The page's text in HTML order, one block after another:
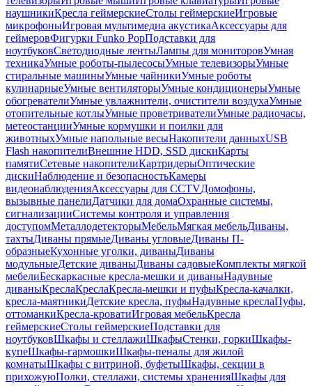
наушникиКресла геймерскиеСтолы геймерскиеИгровые
микрофоныИгровая мультимедиа акустикаАксессуары для
геймеровФигурки Funko PopПодставки для
ноутбуковСветодиодные лентыЛампы для мониторовУмная
техникаУмные роботы-пылесосыУмные телевизорыУмные
стиральные машиныУмные чайникиУмные роботы
кулинарныеУмные вентиляторыУмные кондиционерыУмные
обогревателиУмные увлажнители, очистители воздухаУмные
отопительные котлыУмные проветривателиУмные радиочасы,
метеостанцииУмные кормушки и поилки для
животныхУмные напольные весыНакопители данныхUSB
Flash накопителиВнешние HDD, SSD дискиКарты
памятиСетевые накопителиКартридерыОптические
дискиНаблюдение и безопасностьКамеры
видеонаблюденияАксессуары для CCTVДомофоны,
вызывные панелиДатчики для домаОхранные системы,
сигнализацииСистемы контроля и управления
доступомМеталлодетекторыМебельМягкая мебельДиваны,
тахтыДиваны прямыеДиваны угловыеДиваны П-
образныеКухонные уголки, диваныДиваны
модульныеДетские диваныДиваны садовыеКомплекты мягкой
мебелиБескаркасные кресла-мешки и диваныНадувные
диваныКреслаКреслаКресла-мешки и пуфыКресла-качалки,
кресла-маятникиДетские кресла, пуфыНадувные креслаПуфы,
оттоманкиКресла-кроватиИгровая мебельКресла
геймерскиеСтолы геймерскиеПодставки для
ноутбуковШкафы и стеллажиШкафыСтенки, горкиШкафы-
купеШкафы-гармошкиШкафы-пеналы для жилой
комнатыШкафы с витриной, буфетыШкафы, секции в
прихожуюПолки, стеллажи, системы храненияШкафы для